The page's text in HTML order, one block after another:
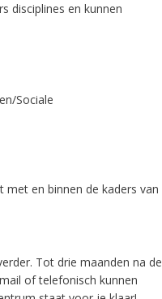
disciplines en kunnen
Sociale
en binnen de kaders van
Tot drie maanden na de
of telefonisch kunnen